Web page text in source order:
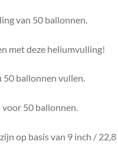
van 50 ballonnen.
met deze heliumvulling!
50 ballonnen vullen.
50 ballonnen.
op basis van 9 inch / 22,8